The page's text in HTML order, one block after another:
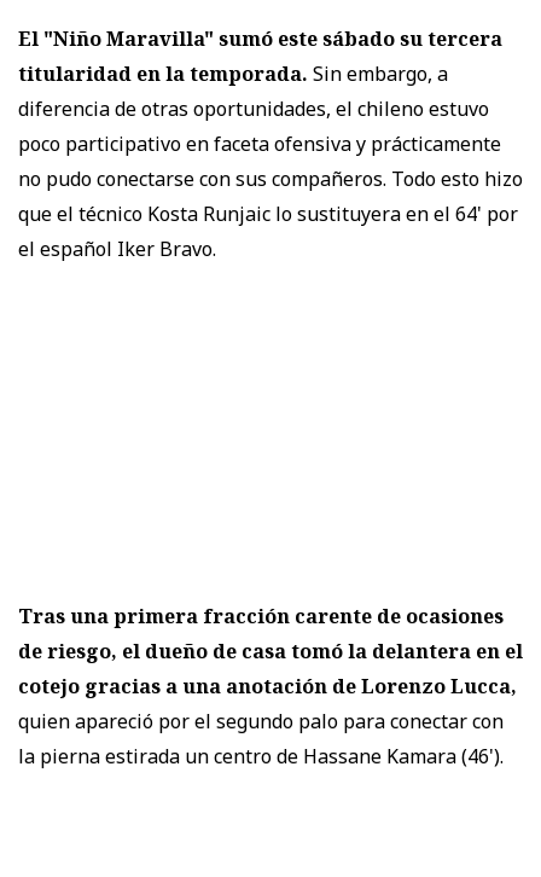
El "Niño Maravilla" sumó este sábado su tercera
titularidad en la temporada. Sin embargo, a
diferencia de otras oportunidades, el chileno estuvo
poco participativo en faceta ofensiva y prácticamente
no pudo conectarse con sus compañeros. Todo esto hizo
que el técnico Kosta Runjaic lo sustituyera en el 64' por
el español Iker Bravo.
Tras una primera fracción carente de ocasiones
de riesgo, el dueño de casa tomó la delantera en el
cotejo gracias a una anotación de Lorenzo Lucca,
quien apareció por el segundo palo para conectar con
la pierna estirada un centro de Hassane Kamara (46').